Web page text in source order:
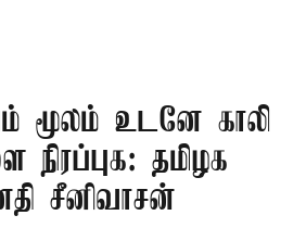
மூலம் உடனே காலி
தமிழக
சீனிவாசன்